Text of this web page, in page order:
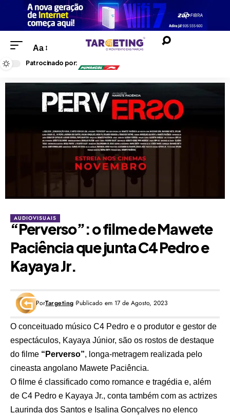
Aa
Patrocinado por:
AUDIOVISUAIS
“Perverso”: o filme de Mawete
Paciência que junta C4 Pedro e
Kayaya Jr.
PorTargeting Publicado em 17 de Agosto, 2023
O conceituado músico C4 Pedro e o produtor e gestor de
espectáculos, Kayaya Júnior, são os rostos de destaque
do filme “Perverso”, longa-metragem realizada pelo
cineasta angolano Mawete Paciência.
O filme é classificado como romance e tragédia e, além
de C4 Pedro e Kayaya Jr., conta também com as actrizes
Laurinda dos Santos e Isalina Gonçalves no elenco